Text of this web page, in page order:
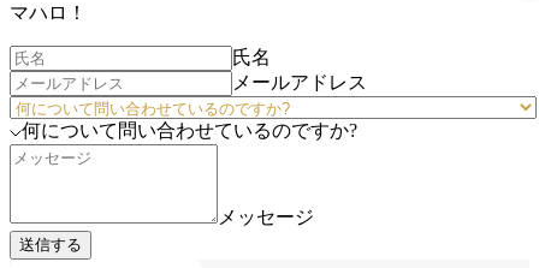
マハロ！
氏名
メールアドレス
何について問い合わせているのですか?
メッセージ
送信する